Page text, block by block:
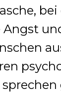
Angst